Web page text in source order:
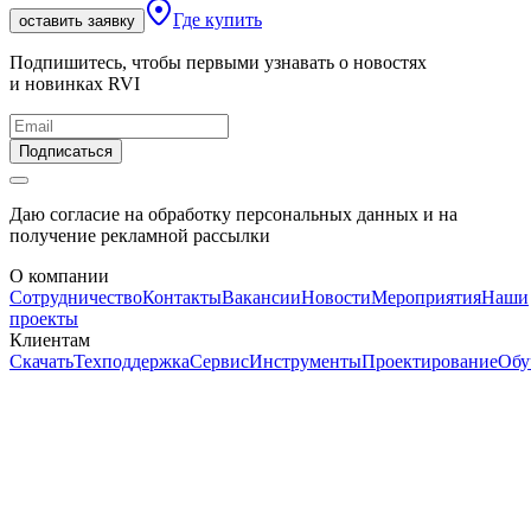
оставить заявку Где купить
Подпишитесь, чтобы первыми узнавать о новостях
и новинках RVI
Подписаться
Даю согласие на обработку персональных данных и на
получение рекламной рассылки
О компании
СотрудничествоКонтактыВакансииНовостиМероприятияНаши
проекты
Клиентам
СкачатьТехподдержкаСервисИнструментыПроектирование